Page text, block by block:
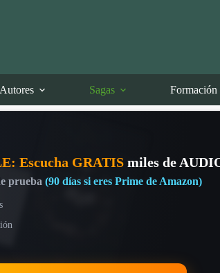
Autores Sagas Formación
Escucha GRATISmiles de
prueba (90 días si eres Prime de Amazon)